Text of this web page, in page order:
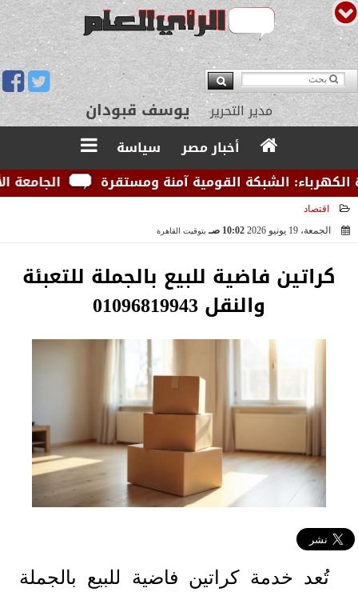
مدير التحرير يوسف قبودان
أخبار مصر
سياسة
الجامعة
الشبكة القومية آمنة ومستقرة
اقتصاد
الجمعة، 19 يونيو 2026
10:02 صـ بتوقيت القاهرة
كراتين فاضية للبيع بالجملة للتعبئة
والنقل 01096819943
تُعد خدمة كراتين فاضية للبيع بالجملة